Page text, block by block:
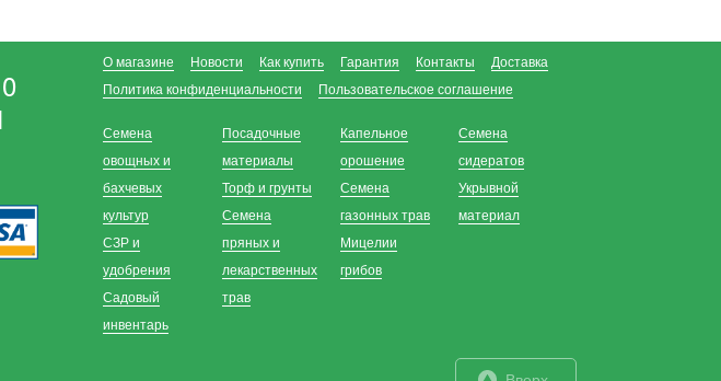
О магазине Новости Как купить Гарантия Контакты
Доставка
Политика конфиденциальности
Пользовательское соглашение
Семена
овощных и
бахчевых
культур
СЗР и
удобрения
Садовый
инвентарь
Посадочные
материалы
Торф и грунты
Семена
пряных и
лекарственных
трав
Капельное
орошение
Семена
газонных трав
Мицелии
грибов
Семена
сидератов
Укрывной
материал